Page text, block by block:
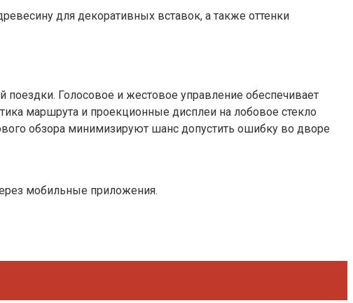
для декоративных вставок, а также оттенки
Голосовое и жестовое управление обеспечивает
маршрута и проекционные дисплеи на лобовое стекло
обзора минимизируют шанс допустить ошибку во дворе
мобильные приложения.